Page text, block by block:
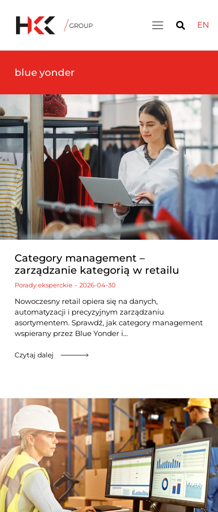
EN
blue yonder
Category management –
zarządzanie kategorią w retailu
Porady eksperckie 2026-04-30
Nowoczesny retail opiera się na danych,
automatyzacji i precyzyjnym zarządzaniu
asortymentem. Sprawdź, jak category management
wspierany przez Blue Yonder i…
Czytaj dalej